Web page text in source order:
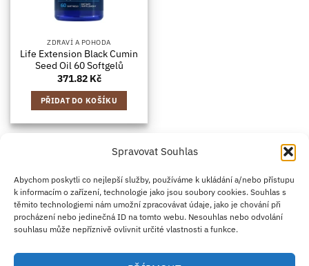
Spravovat Souhlas
Abychom poskytli co nejlepší služby, používáme k ukládání a/nebo přístupu
k informacím o zařízení, technologie jako jsou soubory cookies. Souhlas s
těmito technologiemi nám umožní zpracovávat údaje, jako je chování při
procházení nebo jedinečná ID na tomto webu. Nesouhlas nebo odvolání
souhlasu může nepříznivě ovlivnit určité vlastnosti a funkce.
ZDRAVÍ A POHODA
Life Extension Black Cumin
Seed Oil 60 Softgelů
371.82 Kč
PŘIDAT DO KOŠÍKU
Credit
Card
2
Klarna
Apple
Pay
Google
Pay
PayPal
ZÁSADY DOPRAVY
ZÁSADY VRÁCENÍ ZBOŽÍ
OBCHODNÍ PODMÍNKY
KONTAKT O NÁS B2B
IMPRINT
OMEZENÍ ODPOVĚDNOSTI
ZÁSADY COOKIES